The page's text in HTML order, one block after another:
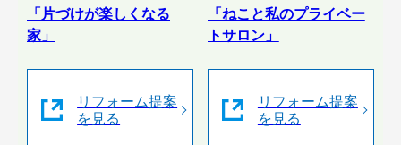
「片づけが楽しくなる
家」
リフォーム提案
を見る
「ねこと私のプライベー
トサロン」
リフォーム提案
を見る